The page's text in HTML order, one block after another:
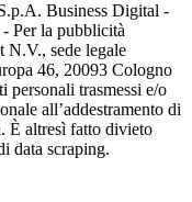
Business Digital -
Per la pubblicità
sede legale
46, 20093 Cologno
personali trasmessi e/o
all’addestramento di
È altresì fatto divieto
data scraping.